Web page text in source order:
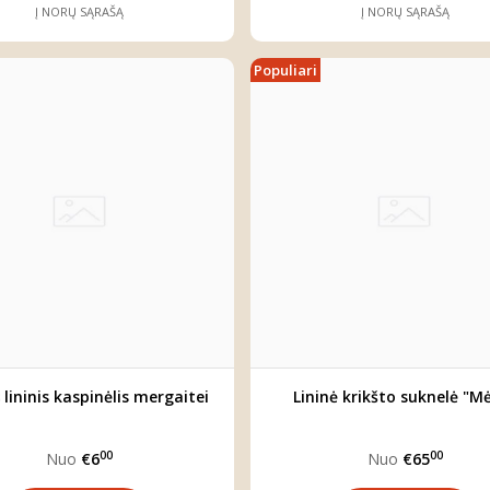
Į NORŲ SĄRAŠĄ Į NORŲ SĄRAŠĄ
lininis kaspinėlis mergaitei
Nuo €600
Populiari
Lininė krikšto suknelė
Nuo €6500